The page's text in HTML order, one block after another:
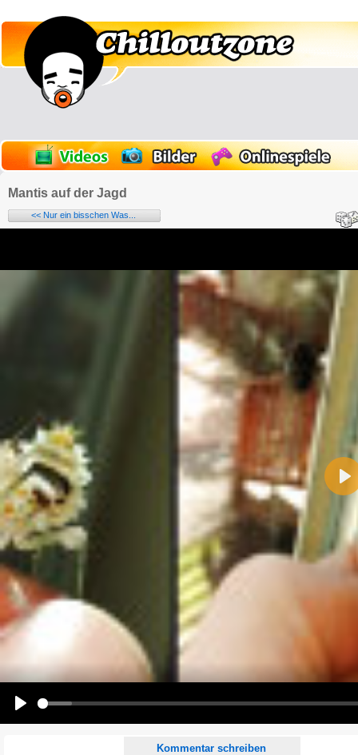
Mantis auf der Jagd
<< Nur ein bisschen Was...
Kommentar schreiben
Name:
E-Mail-Adresse (optional):
Kommentar:
Alle HTML-Tags außer <br>, <strike> und <i> werden aus Deinem Kommentar entfernt.
URLs werden automatisch umgewandelt. Bitte verwende "www." oder "http://" in URLs
Ich möchte eine E-Mail, wenn auf dieser Seite weitere Kommentare erscheinen.